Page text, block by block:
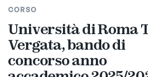
CORSO
Università di Roma
Vergata, bando di
concorso anno